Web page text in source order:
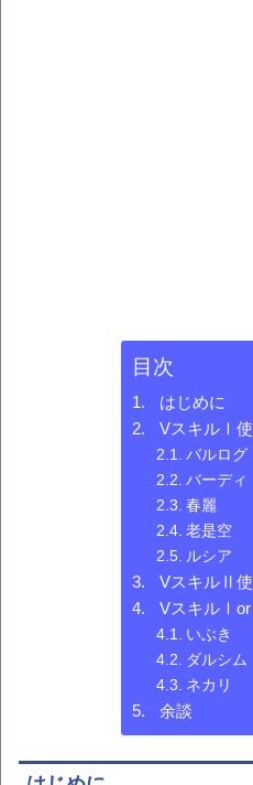
目次
はじめに
VスキルⅠ使
バルログ
バーディ
春麗
老是空
ルシア
VスキルⅡ使
Vスキル
いぶき
ダルシム
ネカリ
余談